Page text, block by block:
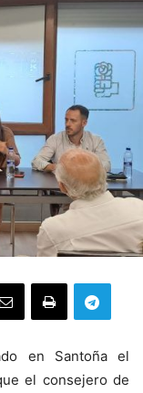
en Santoña el
el consejero de